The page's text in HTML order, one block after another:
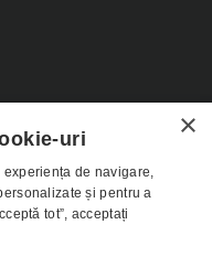
×
uri
de navigare,
și pentru a
tot”, acceptați